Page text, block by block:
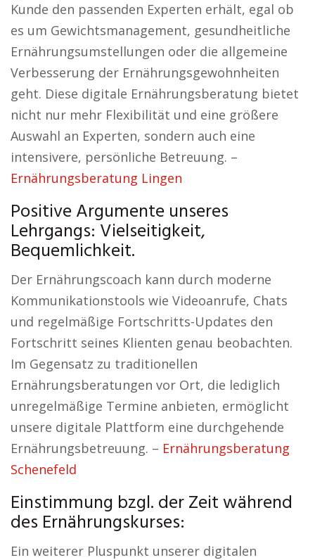
Kunde den passenden Experten erhält, egal ob
es um Gewichtsmanagement, gesundheitliche
Ernährungsumstellungen oder die allgemeine
Verbesserung der Ernährungsgewohnheiten
geht. Diese digitale Ernährungsberatung bietet
nicht nur mehr Flexibilität und eine größere
Auswahl an Experten, sondern auch eine
intensivere, persönliche Betreuung. –
Ernährungsberatung Lingen
Positive Argumente unseres
Lehrgangs: Vielseitigkeit,
Bequemlichkeit.
Der Ernährungscoach kann durch moderne
Kommunikationstools wie Videoanrufe, Chats
und regelmäßige Fortschritts-Updates den
Fortschritt seines Klienten genau beobachten.
Im Gegensatz zu traditionellen
Ernährungsberatungen vor Ort, die lediglich
unregelmäßige Termine anbieten, ermöglicht
unsere digitale Plattform eine durchgehende
Ernährungsbetreuung. – Ernährungsberatung
Schenefeld
Einstimmung bzgl. der Zeit während
des Ernährungskurses:
Ein weiterer Pluspunkt unserer digitalen